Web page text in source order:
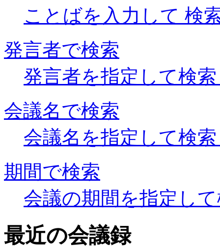
ことばを入力して 検
発言者で検索
発言者を指定して検
会議名で検索
会議名を指定して検
期間で検索
会議の期間を指定し
最近の会議録